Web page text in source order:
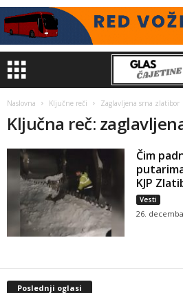
Naslovna Ključne reči Zaglavljena srna zlatibor
Ključna reč:
Čim
KJP
Vesti
26.
Poslednji oglasi